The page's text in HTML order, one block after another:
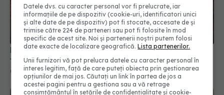
Mamă de gemeni la 73 de ani. Ce s-a întâmplat cu
tatăl a doua zi după naștere
07 sep 2019, 11:51
Datele dvs. cu caracter personal vor fi prelucrate, iar
informațiile de pe dispozitiv (cookie-uri, identificatori unici
și alte date de pe dispozitiv) pot fi stocate, accesate de și
trimise către 224 de parteneri sau pot fi folosite în mod
specific de acest site. Noi și partenerii noștri putem folosi
date exacte de localizare geografică.Lista partenerilor.
Unii furnizori vă pot prelucra datele cu caracter personal în
interes legitim, față de care puteți obiecta prin gestionarea
opțiunilor de mai jos. Căutați un link în partea de jos a
acestei pagini pentru a gestiona sau a vă retrage
consimțământul în setările de confidențialitate și cookie-